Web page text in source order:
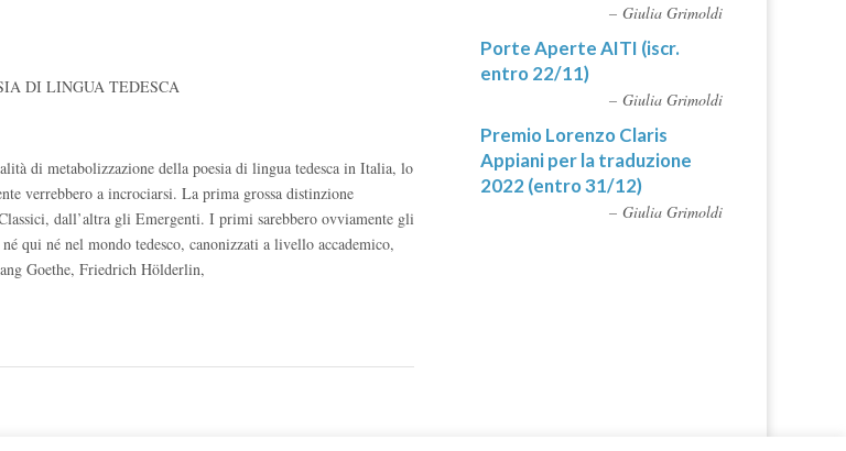
DI LINGUA TEDESCA
di metabolizzazione della poesia di lingua tedesca in Italia, lo
verrebbero a incrociarsi. La prima grossa distinzione
dall’altra gli Emergenti. I primi sarebbero ovviamente gli
qui né nel mondo tedesco, canonizzati a livello accademico,
Goethe, Friedrich Hölderlin,
Giulia Grimoldi
Porte Aperte AITI (iscr.
entro 22/11)
Giulia Grimoldi
Premio Lorenzo Claris
Appiani per la traduzione
2022 (entro 31/12)
Giulia Grimoldi